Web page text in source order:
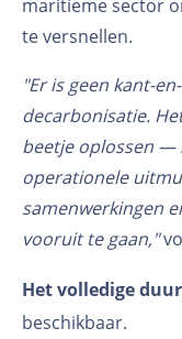
maritieme sector
te versnellen.
"Er is geen kant-
decarbonisatie.
beetje oplossen —
operationele
samenwerkingen
vooruit te gaan,"
Het volledige
beschikbaar.